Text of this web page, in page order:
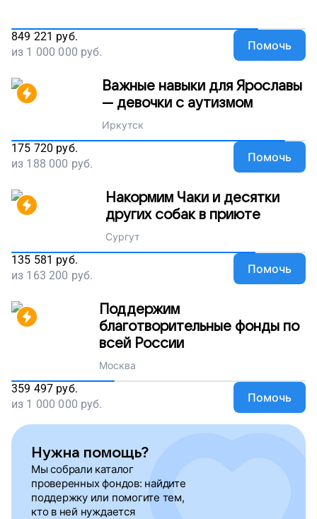
849 221 руб.
из 1 000 000 руб. Помочь
Важные навыки для Ярославы
— девочки с аутизмом
Иркутск
175 720 руб.
из 188 000 руб. Помочь
Накормим Чаки и десятки
других собак в приюте
Сургут
135 581 руб.
из 163 200 руб. Помочь
Поддержим
благотворительные фонды по
всей России
Москва
359 497 руб.
из 1 000 000 руб. Помочь
Нужна помощь?
Мы собрали каталог
проверенных фондов: найдите
поддержку или помогите тем,
кто в ней нуждается